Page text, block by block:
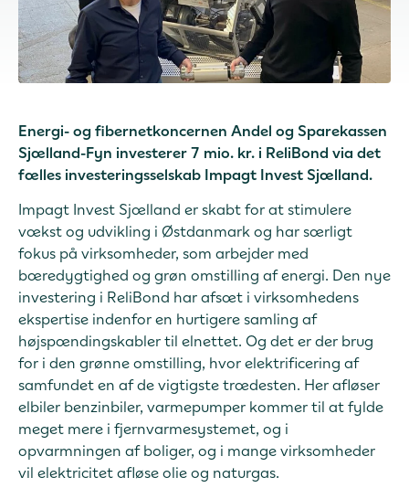
Energi- og fibernetkoncernen Andel og Sparekassen
Sjælland-Fyn investerer 7 mio. kr. i ReliBond via det
fælles investeringsselskab Impagt Invest Sjælland.
Impagt Invest Sjælland er skabt for at stimulere
vækst og udvikling i Østdanmark og har særligt
fokus på virksomheder, som arbejder med
bæredygtighed og grøn omstilling af energi. Den nye
investering i ReliBond har afsæt i virksomhedens
ekspertise indenfor en hurtigere samling af
højspændingskabler til elnettet. Og det er der brug
for i den grønne omstilling, hvor elektrificering af
samfundet en af de vigtigste trædesten. Her afløser
elbiler benzinbiler, varmepumper kommer til at fylde
meget mere i fjernvarmesystemet, og i
opvarmningen af boliger, og i mange virksomheder
vil elektricitet afløse olie og naturgas.